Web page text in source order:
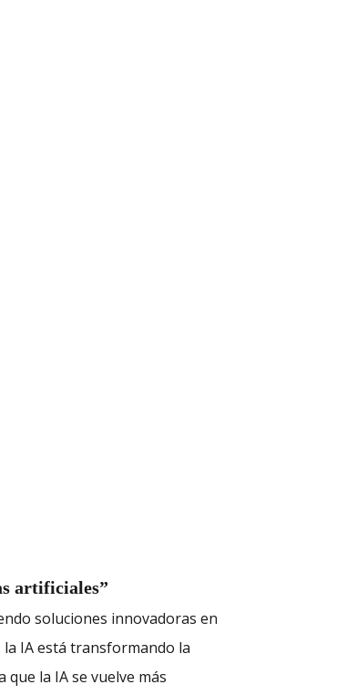
artificiales”
soluciones innovadoras en
la IA está transformando la
la IA se vuelve más